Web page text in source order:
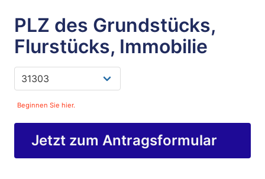
PLZ des Grundstücks,
Flurstücks, Immobilie
Beginnen Sie hier.
Jetzt zum Antragsformular